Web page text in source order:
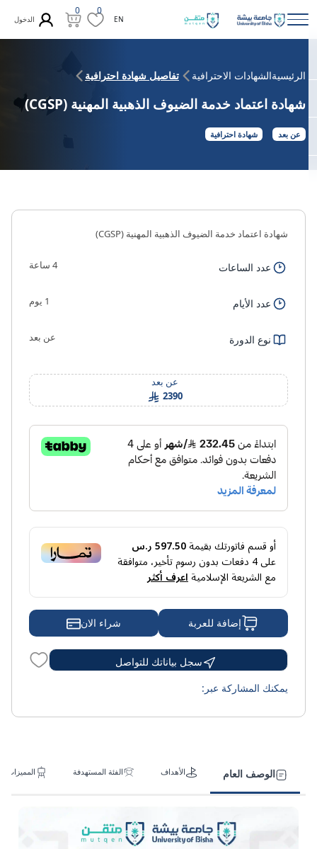
EN
0
0
الدخول
الرئيسيةالشهادات الاحترافية تفاصيل شهادة احترافية
شهادة اعتماد خدمة الضيوف الذهبية المهنية (CGSP)
عن بعد شهادة احترافية
الوصف العام الأهداف الفئة المستهدفة المميزات
شهادة اعتماد خدمة الضيوف الذهبية المهنية (CGSP)
عدد الساعات 4 ساعة
عدد الأيام 1 يوم
نوع الدورة عن بعد
عن بعد
2390
أو قسم فاتورتك بقيمة597.50 ر.س
على4 دفعات بدون رسوم تأخير، متوافقة
مع الشريعة الإسلاميةاعرف أكثر
إضافة للعربة شراء الان
سجل بياناتك للتواصل
يمكنك المشاركة عبر: